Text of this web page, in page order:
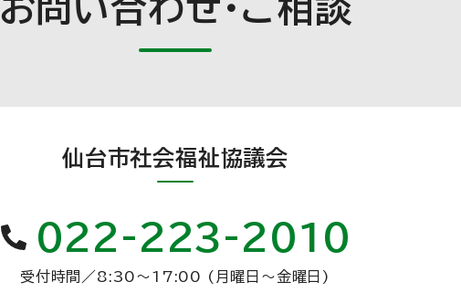
お問い合わせ・ご相談
仙台市社会福祉協議会
022-223-2010
受付時間 ／8:30〜17:00 (月曜日〜金曜日)